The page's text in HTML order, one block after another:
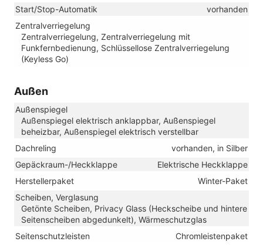
Start/Stop-Automatik
vorhanden
Zentralverriegelung
Zentralverriegelung, Zentralverriegelung mit
Funkfernbedienung, Schlüssellose Zentralverriegelung
(Keyless Go)
Außen
Außenspiegel
Außenspiegel elektrisch anklappbar, Außenspiegel
beheizbar, Außenspiegel elektrisch verstellbar
Dachreling
vorhanden, in Silber
Gepäckraum-/Heckklappe
Elektrische Heckklappe
Herstellerpaket
Winter-Paket
Scheiben, Verglasung
Getönte Scheiben, Privacy Glass (Heckscheibe und hintere
Seitenscheiben abgedunkelt), Wärmeschutzglas
Seitenschutzleisten
Chromleistenpaket